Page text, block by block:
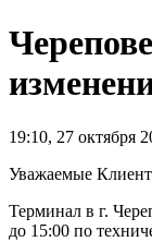
19:10, 27 октября
Уважаемые
Терминал в г.
до 15:00 по